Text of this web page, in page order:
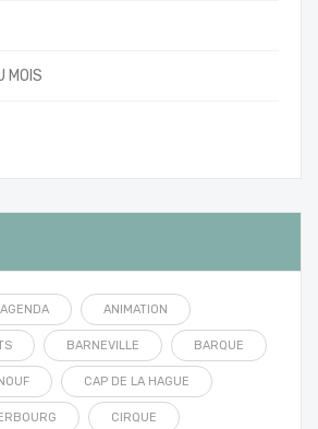
MOIS
AGENDA ANIMATION
BARNEVILLE BARQUE
CAP DE LA HAGUE
CIRQUE